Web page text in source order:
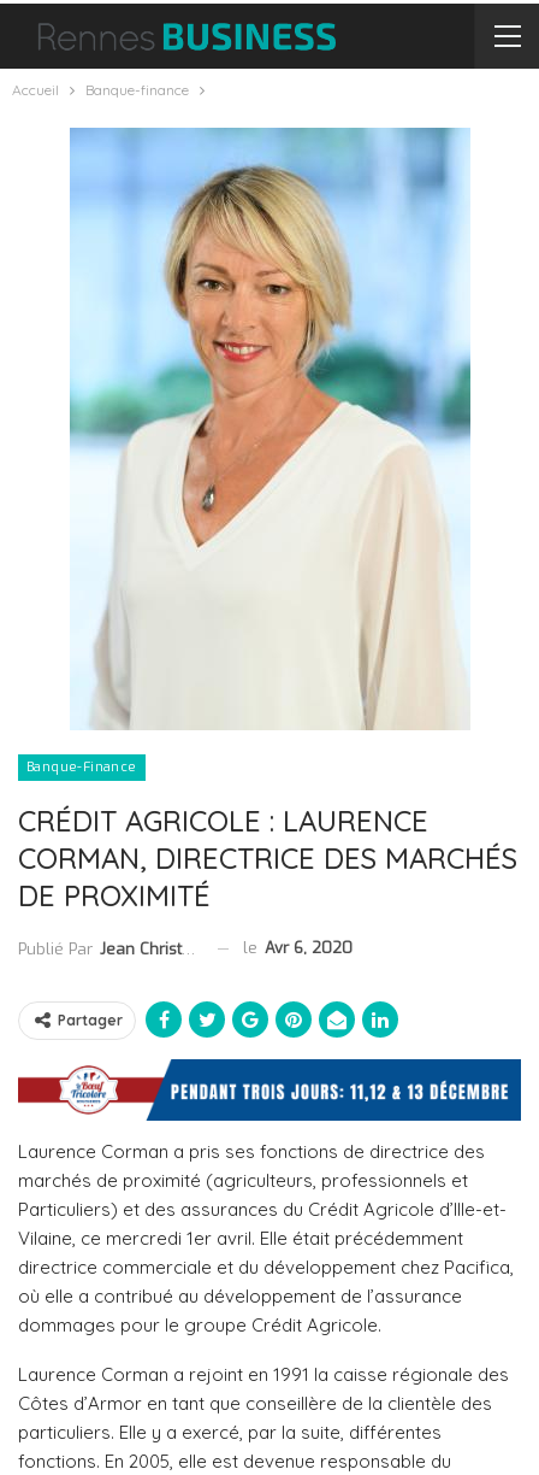
Accueil Banque-finance
Banque-Finance
CRÉDIT AGRICOLE : LAURENCE
CORMAN, DIRECTRICE DES MARCHÉS
DE PROXIMITÉ
Publié Par Jean Christophe Collet le Avr 6, 2020
Partager
Laurence Corman a pris ses fonctions de directrice des
marchés de proximité (agriculteurs, professionnels et
Particuliers) et des assurances du Crédit Agricole d’Ille-et-
Vilaine, ce mercredi 1er avril. Elle était précédemment
directrice commerciale et du développement chez Pacifica,
où elle a contribué au développement de l’assurance
dommages pour le groupe Crédit Agricole.
Laurence Corman a rejoint en 1991 la caisse régionale des
Côtes d’Armor en tant que conseillère de la clientèle des
particuliers. Elle y a exercé, par la suite, différentes
fonctions. En 2005, elle est devenue responsable du